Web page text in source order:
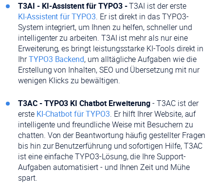
T3AI - KI-Assistent für TYPO3 -T3AI ist der erste
KI-Assistent für TYPO3. Er ist direkt in das TYPO3-
System integriert, um Ihnen zu helfen, schneller und
intelligenter zu arbeiten. T3AI ist mehr als nur eine
Erweiterung, es bringt leistungsstarke KI-Tools direkt in
IhrTYPO3 Backend, um alltägliche Aufgaben wie die
Erstellung von Inhalten, SEO und Übersetzung mit nur
wenigen Klicks zu bewältigen.
T3AC - TYPO3 KI Chatbot Erweiterung- T3AC ist der
erste KI-Chatbot für TYPO3. Er hilft Ihrer Website, auf
intelligente und freundliche Weise mit Besuchern zu
chatten. Von der Beantwortung häufig gestellter Fragen
bis hin zur Benutzerführung und sofortigen Hilfe, T3AC
ist eine einfache TYPO3-Lösung, die Ihre Support-
Aufgaben automatisiert - und Ihnen Zeit und Mühe
spart.